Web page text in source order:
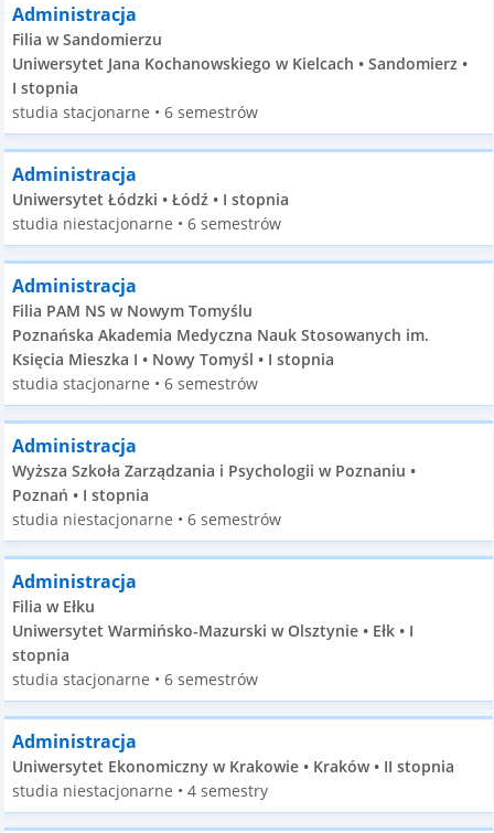
Administracja
Filia w Sandomierzu
Uniwersytet Jana Kochanowskiego w Kielcach • Sandomierz •
I stopnia
studia stacjonarne • 6 semestrów
Administracja
Uniwersytet Łódzki • Łódź • I stopnia
studia niestacjonarne • 6 semestrów
Administracja
Filia PAM NS w Nowym Tomyślu
Poznańska Akademia Medyczna Nauk Stosowanych im.
Księcia Mieszka I • Nowy Tomyśl • I stopnia
studia stacjonarne • 6 semestrów
Administracja
Wyższa Szkoła Zarządzania i Psychologii w Poznaniu •
Poznań • I stopnia
studia niestacjonarne • 6 semestrów
Administracja
Filia w Ełku
Uniwersytet Warmińsko-Mazurski w Olsztynie • Ełk • I
stopnia
studia stacjonarne • 6 semestrów
Administracja
Uniwersytet Ekonomiczny w Krakowie • Kraków • II stopnia
studia niestacjonarne • 4 semestry